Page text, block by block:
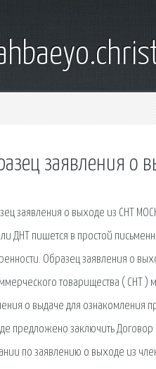
заявления о
заявления о выходе из СНТ
ДНТ пишется в простой
Образец заявления о
товарищества ( СНТ
о выдаче для ознакомления
предложено заключить
по заявлению о выходе из